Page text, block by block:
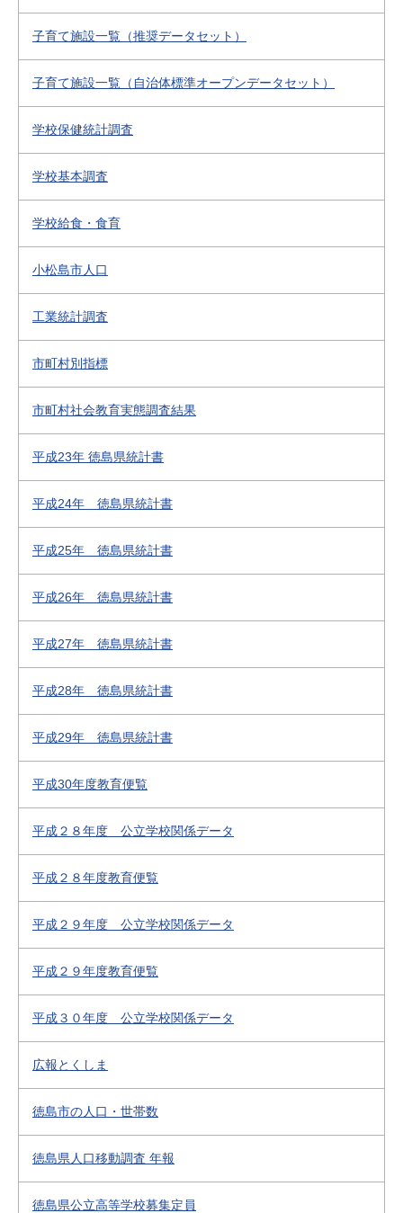
子育て施設一覧（推奨データセット）
子育て施設一覧（自治体標準オープンデータセット）
学校保健統計調査
学校基本調査
学校給食・食育
小松島市人口
工業統計調査
市町村別指標
市町村社会教育実態調査結果
平成23年 徳島県統計書
平成24年 徳島県統計書
平成25年 徳島県統計書
平成26年 徳島県統計書
平成27年 徳島県統計書
平成28年 徳島県統計書
平成29年 徳島県統計書
平成30年度教育便覧
平成２８年度 公立学校関係データ
平成２８年度教育便覧
平成２９年度 公立学校関係データ
平成２９年度教育便覧
平成３０年度 公立学校関係データ
広報とくしま
徳島市の人口・世帯数
徳島県人口移動調査 年報
徳島県公立高等学校募集定員